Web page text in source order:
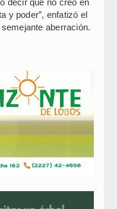
y poder”, enfatizó el
aberración.